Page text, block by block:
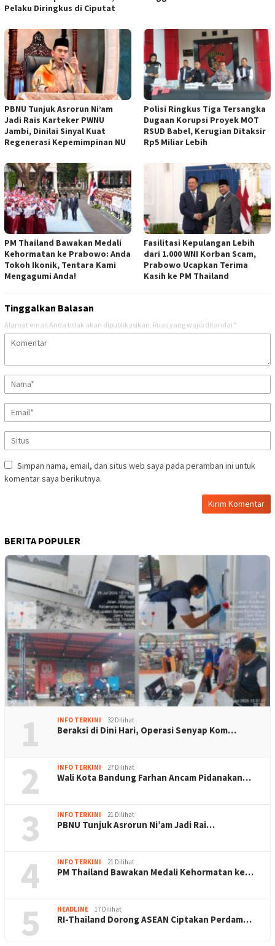
Pelaku Diringkus di Ciputat
PBNU Tunjuk Asrorun Ni’am
Jadi Rais Karteker PWNU
Jambi, Dinilai Sinyal Kuat
Regenerasi Kepemimpinan NU
Polisi Ringkus Tiga Tersangka
Dugaan Korupsi Proyek MOT
RSUD Babel, Kerugian Ditaksir
Rp5 Miliar Lebih
PM Thailand Bawakan Medali
Kehormatan ke Prabowo: Anda
Tokoh Ikonik, Tentara Kami
Mengagumi Anda!
Fasilitasi Kepulangan Lebih
dari 1.000 WNI Korban Scam,
Prabowo Ucapkan Terima
Kasih ke PM Thailand
Tinggalkan Balasan
Alamat email Anda tidak akan dipublikasikan. Ruas yang wajib ditandai *
Simpan nama, email, dan situs web saya pada peramban ini untuk
komentar saya berikutnya.
BERITA POPULER
1 INFO TERKINI 32 Dilihat
Beraksi di Dini Hari, Operasi Senyap Kom…
2 INFO TERKINI 27 Dilihat
Wali Kota Bandung Farhan Ancam Pidanakan…
3 INFO TERKINI 21 Dilihat
PBNU Tunjuk Asrorun Ni’am Jadi Rai…
4 INFO TERKINI 21 Dilihat
PM Thailand Bawakan Medali Kehormatan ke…
5 HEADLINE 17 Dilihat
RI-Thailand Dorong ASEAN Ciptakan Perdam…